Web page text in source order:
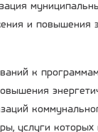
и повышения
к
услуги которых